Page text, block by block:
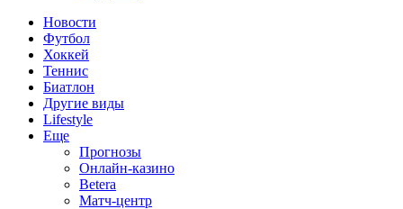
Новости
Футбол
Хоккей
Теннис
Биатлон
Другие виды
Lifestyle
Еще
Прогнозы
Онлайн-казино
Betera
Матч-центр